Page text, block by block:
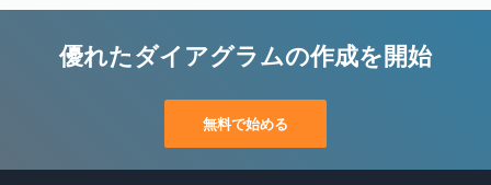
優れたダイアグラムの作成を開始
無料で始める